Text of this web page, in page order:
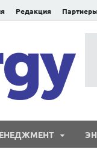
Редакция Партнеры